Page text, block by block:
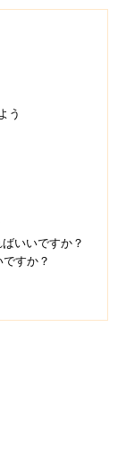
う
いいですか？
すか？